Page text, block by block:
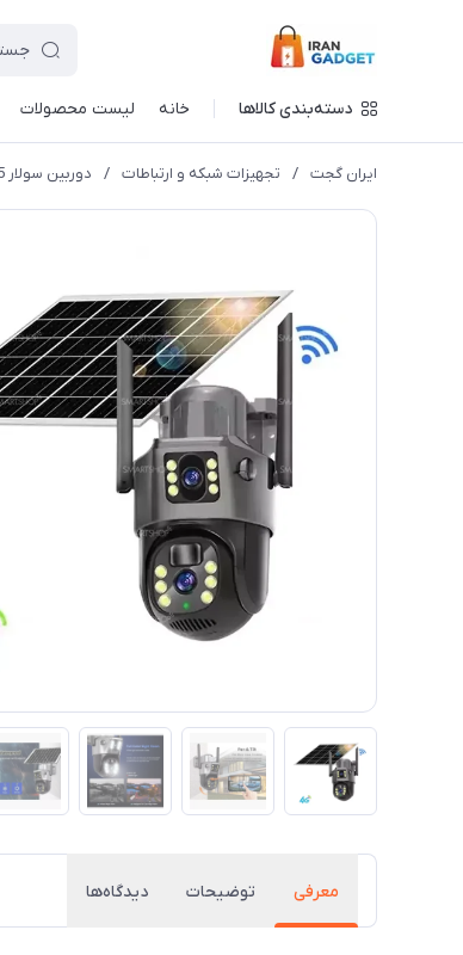
دسته‌بندی کالاها خانه لیست محصولات
ایران گجت / تجهیزات شبکه و ارتباطات / دوربین سولار TP15 دو لنزه
معرفی توضیحات دیدگاه‌ها